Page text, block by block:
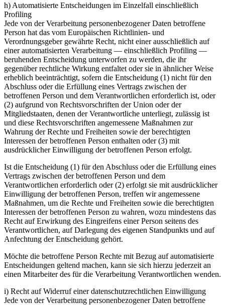
h) Automatisierte Entscheidungen im Einzelfall einschließlich
Profiling
Jede von der Verarbeitung personenbezogener Daten betroffene
Person hat das vom Europäischen Richtlinien- und
Verordnungsgeber gewährte Recht, nicht einer ausschließlich auf
einer automatisierten Verarbeitung — einschließlich Profiling —
beruhenden Entscheidung unterworfen zu werden, die ihr
gegenüber rechtliche Wirkung entfaltet oder sie in ähnlicher Weise
erheblich beeinträchtigt, sofern die Entscheidung (1) nicht für den
Abschluss oder die Erfüllung eines Vertrags zwischen der
betroffenen Person und dem Verantwortlichen erforderlich ist, oder
(2) aufgrund von Rechtsvorschriften der Union oder der
Mitgliedstaaten, denen der Verantwortliche unterliegt, zulässig ist
und diese Rechtsvorschriften angemessene Maßnahmen zur
Wahrung der Rechte und Freiheiten sowie der berechtigten
Interessen der betroffenen Person enthalten oder (3) mit
ausdrücklicher Einwilligung der betroffenen Person erfolgt.
Ist die Entscheidung (1) für den Abschluss oder die Erfüllung eines
Vertrags zwischen der betroffenen Person und dem
Verantwortlichen erforderlich oder (2) erfolgt sie mit ausdrücklicher
Einwilligung der betroffenen Person, treffen wir angemessene
Maßnahmen, um die Rechte und Freiheiten sowie die berechtigten
Interessen der betroffenen Person zu wahren, wozu mindestens das
Recht auf Erwirkung des Eingreifens einer Person seitens des
Verantwortlichen, auf Darlegung des eigenen Standpunkts und auf
Anfechtung der Entscheidung gehört.
Möchte die betroffene Person Rechte mit Bezug auf automatisierte
Entscheidungen geltend machen, kann sie sich hierzu jederzeit an
einen Mitarbeiter des für die Verarbeitung Verantwortlichen wenden.
i) Recht auf Widerruf einer datenschutzrechtlichen Einwilligung
Jede von der Verarbeitung personenbezogener Daten betroffene